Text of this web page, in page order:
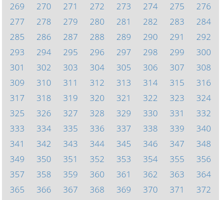
269
270 271 272 273 274 275
276
277
278 279 280 281 282 283
284
285
286 287 288 289 290 291
292
293
294 295 296 297 298 299
300
301
302 303 304 305 306 307
308
309
310 311 312 313 314 315
316
317
318 319 320 321 322 323
324
325
326 327 328 329 330 331
332
333
334 335 336 337 338 339
340
341
342 343 344 345 346 347
348
349
350 351 352 353 354 355
356
357
358 359 360 361 362 363
364
365
366 367 368 369 370 371
372